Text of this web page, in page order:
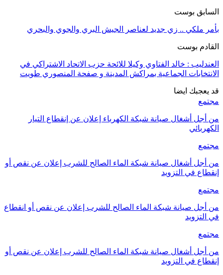
السابق بوست
بأمر ملكي .. زي جديد لعناصر الجيش البري والجوي والبحري
القادم بوست
العندليب : خالد الفتاوي وكيلا للائحة حزب الاتحاد الاشتراكي في
الانتخابات الجماعية بمراكش المدينة و صفحة المنصوري طويت
قد يعجبك ايضا
مجتمع
من أجل أشغال صيانة شبكة الكهرباء إعلان عن إنقطاع التيار
الكهربائي
مجتمع
من أجل أشغال صيانة شبكة الماء الصالح للشرب إعلان عن نقص أو
إنقطاع في التزويد
مجتمع
من أجل صيانة شبكة الماء الصالح للشرب إعلان عن نقص أو انقطاع
في التزويد
مجتمع
من أجل أشغال صيانة شبكة الماء الصالح للشرب إعلان عن نقص أو
إنقطاع في التزويد